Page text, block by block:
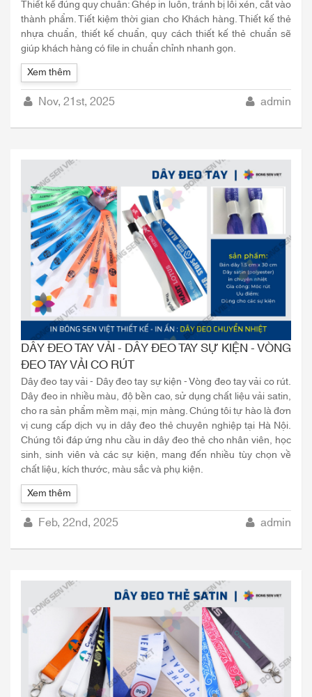
Thiết kế đúng quy chuẩn: Ghép in luôn, tránh bị lỗi xén, cắt vào
thành phẩm. Tiết kiệm thời gian cho Khách hàng. Thiết kế thẻ
nhựa chuẩn, thiết kế chuẩn, quy cách thiết kế thẻ chuẩn sẽ
giúp khách hàng có file in chuẩn chỉnh nhanh gọn.
Xem thêm
Nov, 21st, 2025 admin
DÂY ĐEO TAY VẢI - DÂY ĐEO TAY SỰ KIỆN - VÒNG
ĐEO TAY VẢI CO RÚT
Dây đeo tay vải - Dây đeo tay sự kiện - Vòng đeo tay vải co rút.
Dây đeo in nhiều màu, độ bền cao, sử dụng chất liệu vải satin,
cho ra sản phẩm mềm mại, mịn màng. Chúng tôi tự hào là đơn
vị cung cấp dịch vụ in dây đeo thẻ chuyên nghiệp tại Hà Nội.
Chúng tôi đáp ứng nhu cầu in dây đeo thẻ cho nhân viên, học
sinh, sinh viên và các sự kiện, mang đến nhiều tùy chọn về
chất liệu, kích thước, màu sắc và phụ kiện.
Xem thêm
Feb, 22nd, 2025 admin